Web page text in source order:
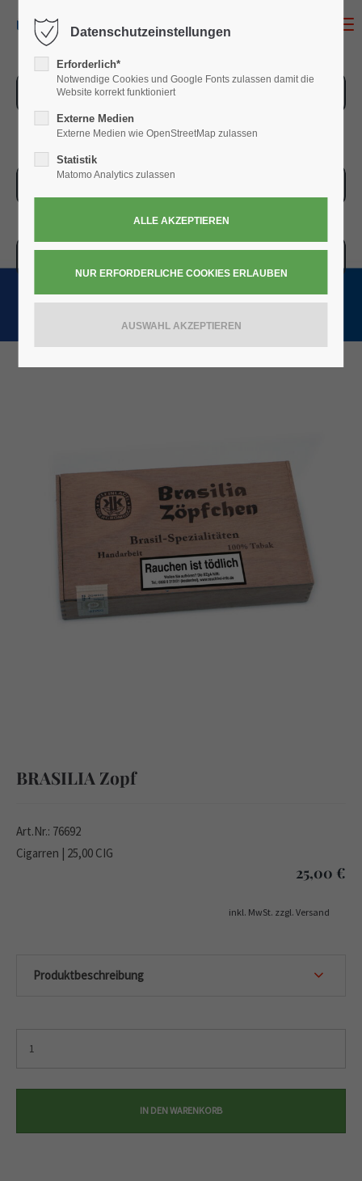
ZUR ÜBERSICHT
BRASILIA Zopf
Art.Nr.: 76692
Cigarren | 25,00 CIG
25,00 €
inkl. MwSt. zzgl. Versand
Produktbeschreibung
Datenschutzeinstellungen
Erforderlich*
Notwendige Cookies und Google Fonts zulassen damit die
Website korrekt funktioniert
Externe Medien
Externe Medien wie OpenStreetMap zulassen
Statistik
Matomo Analytics zulassen